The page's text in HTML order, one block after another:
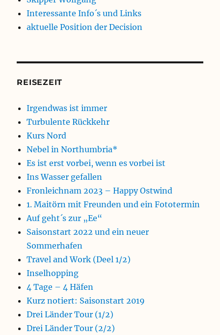
Interessante Info´s und Links
aktuelle Position der Decision
REISEZEIT
Irgendwas ist immer
Turbulente Rückkehr
Kurs Nord
Nebel in Northumbria*
Es ist erst vorbei, wenn es vorbei ist
Ins Wasser gefallen
Fronleichnam 2023 – Happy Ostwind
1. Maitörn mit Freunden und ein Fototermin
Auf geht´s zur „Ee“
Saisonstart 2022 und ein neuer
Sommerhafen
Travel and Work (Deel 1/2)
Inselhopping
4 Tage – 4 Häfen
Kurz notiert: Saisonstart 2019
Drei Länder Tour (1/2)
Drei Länder Tour (2/2)